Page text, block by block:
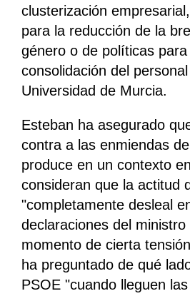
clusterización
para la reducción de la
género o de políticas
consolidación del
Universidad de Murcia.
Esteban ha asegurado
contra a las enmiendas
produce en un contexto
consideran que la actitud
"completamente desleal
declaraciones del
momento de cierta
ha preguntado de qué
PSOE "cuando lleguen